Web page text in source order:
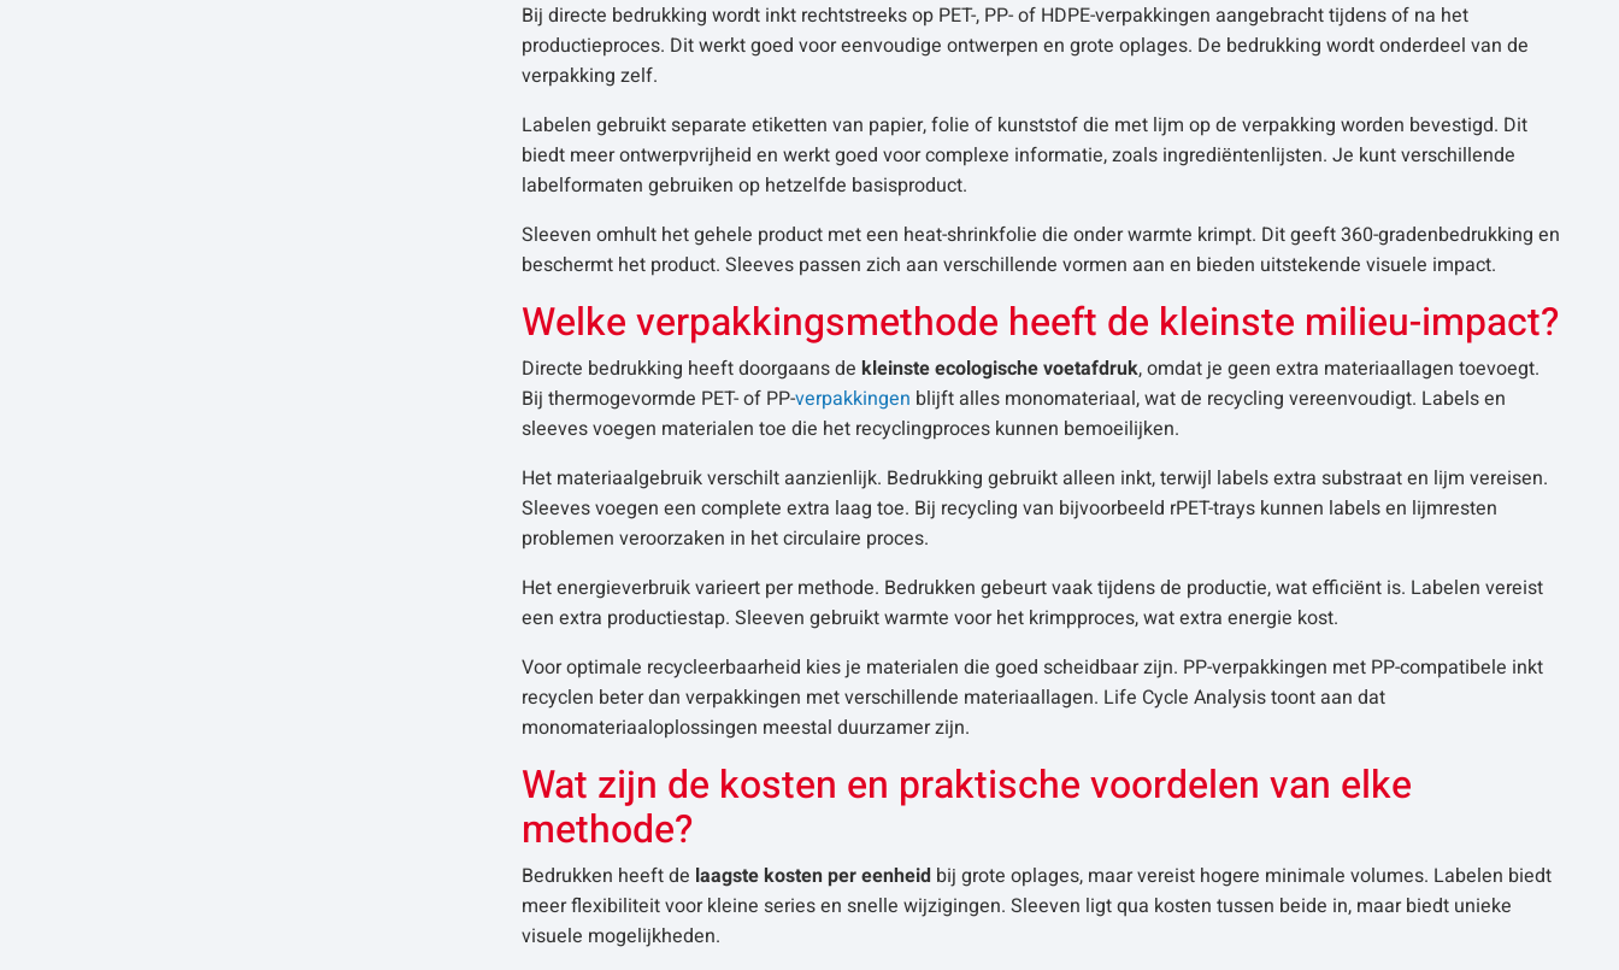
Bij directe bedrukking wordt inkt rechtstreeks op PET-, PP- of HDPE-verpakkingen aangebracht tijdens of na het
productieproces. Dit werkt goed voor eenvoudige ontwerpen en grote oplages. De bedrukking wordt onderdeel van de
verpakking zelf.
Labelen gebruikt separate etiketten van papier, folie of kunststof die met lijm op de verpakking worden bevestigd. Dit
biedt meer ontwerpvrijheid en werkt goed voor complexe informatie, zoals ingrediëntenlijsten. Je kunt verschillende
labelformaten gebruiken op hetzelfde basisproduct.
Sleeven omhult het gehele product met een heat-shrinkfolie die onder warmte krimpt. Dit geeft 360-gradenbedrukking en
beschermt het product. Sleeves passen zich aan verschillende vormen aan en bieden uitstekende visuele impact.
Welke verpakkingsmethode heeft de kleinste milieu-impact?
Directe bedrukking heeft doorgaans dekleinste ecologische voetafdruk, omdat je geen extra materiaallagen toevoegt.
Bij thermogevormde PET- of PP-verpakkingen blijft alles monomateriaal, wat de recycling vereenvoudigt. Labels en
sleeves voegen materialen toe die het recyclingproces kunnen bemoeilijken.
Het materiaalgebruik verschilt aanzienlijk. Bedrukking gebruikt alleen inkt, terwijl labels extra substraat en lijm vereisen.
Sleeves voegen een complete extra laag toe. Bij recycling van bijvoorbeeld rPET-trays kunnen labels en lijmresten
problemen veroorzaken in het circulaire proces.
Het energieverbruik varieert per methode. Bedrukken gebeurt vaak tijdens de productie, wat efficiënt is. Labelen vereist
een extra productiestap. Sleeven gebruikt warmte voor het krimpproces, wat extra energie kost.
Voor optimale recycleerbaarheid kies je materialen die goed scheidbaar zijn. PP-verpakkingen met PP-compatibele inkt
recyclen beter dan verpakkingen met verschillende materiaallagen. Life Cycle Analysis toont aan dat
monomateriaaloplossingen meestal duurzamer zijn.
Wat zijn de kosten en praktische voordelen van elke
methode?
Bedrukken heeft de laagste kosten per eenheid bij grote oplages, maar vereist hogere minimale volumes. Labelen biedt
meer flexibiliteit voor kleine series en snelle wijzigingen. Sleeven ligt qua kosten tussen beide in, maar biedt unieke
visuele mogelijkheden.